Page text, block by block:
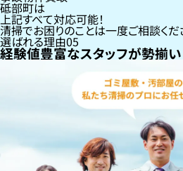
砥部町は
上記すべて対応可能！
清掃でお困りのことは一度ご相談くだ
選ばれる理由05
経験値豊富なスタッフが勢揃い